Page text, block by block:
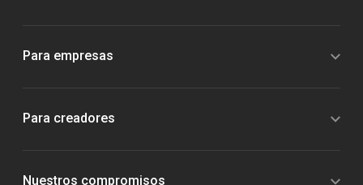
Para empresas
Para creadores
Nuestros compromisos